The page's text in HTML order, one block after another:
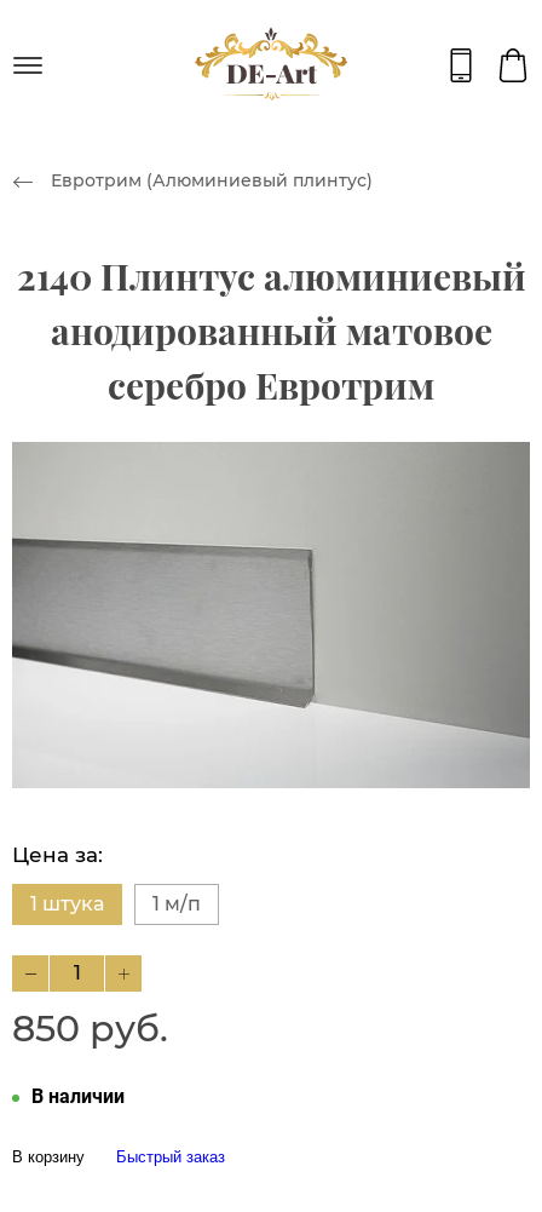
Евротрим (Алюминиевый плинтус)
2140 Плинтус алюминиевый
анодированный матовое
серебро Евротрим
Цена за:
1 штука 1 м/п
850 руб.
В наличии
В корзину Быстрый заказ